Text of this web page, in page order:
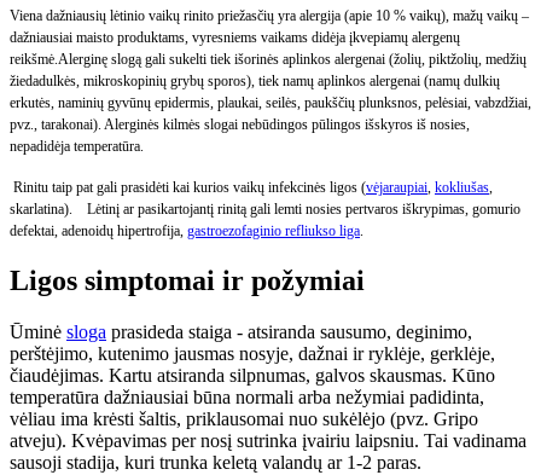
Viena dažniausių lėtinio vaikų rinito priežasčių yra alergija (apie 10 % vaikų), mažų vaikų –
dažniausiai maisto produktams, vyresniems vaikams didėja įkvepiamų alergenų
reikšmė.Alerginę slogą gali sukelti tiek išorinės aplinkos alergenai (žolių, piktžolių, medžių
žiedadulkės, mikroskopinių grybų sporos), tiek namų aplinkos alergenai (namų dulkių
erkutės, naminių gyvūnų epidermis, plaukai, seilės, paukščių plunksnos, pelėsiai, vabzdžiai,
pvz., tarakonai). Alerginės kilmės slogai nebūdingos pūlingos išskyros iš nosies,
nepadidėja temperatūra.
Rinitu taip pat gali prasidėti kai kurios vaikų infekcinės ligos (vėjaraupiai, kokliušas,
skarlatina).
Lėtinį ar pasikartojantį rinitą gali lemti nosies pertvaros iškrypimas, gomurio
defektai, adenoidų hipertrofija, gastroezofaginio refliukso liga.
Ligos simptomai ir požymiai
Ūminė sloga prasideda staiga - atsiranda sausumo, deginimo,
perštėjimo, kutenimo jausmas nosyje, dažnai ir ryklėje, gerklėje,
čiaudėjimas. Kartu atsiranda silpnumas, galvos skausmas. Kūno
temperatūra dažniausiai būna normali arba nežymiai padidinta,
vėliau ima krėsti šaltis, priklausomai nuo sukėlėjo (pvz. Gripo
atveju). Kvėpavimas per nosį sutrinka įvairiu laipsniu. Tai vadinama
sausoji stadija, kuri trunka keletą valandų ar 1-2 paras.